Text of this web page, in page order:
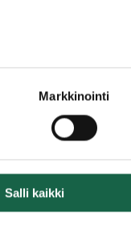
Markkinointi
Salli kaikki